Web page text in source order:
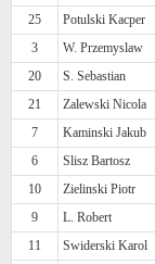
25
Potulski Kacper
3
W. Przemyslaw
20
S. Sebastian
21
Zalewski Nicola
7
Kaminski Jakub
6
Slisz Bartosz
10
Zielinski Piotr
9
L. Robert
11
Swiderski Karol